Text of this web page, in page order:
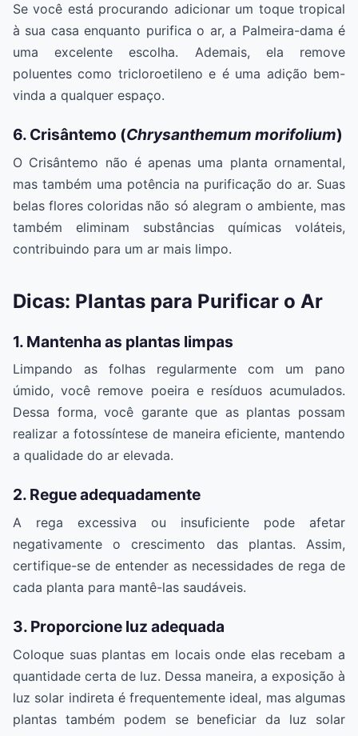
Se você está procurando adicionar um toque tropical
à sua casa enquanto purifica o ar, a Palmeira-dama é
uma excelente escolha. Ademais, ela remove
poluentes como tricloroetileno e é uma adição bem-
vinda a qualquer espaço.
6. Crisântemo (Chrysanthemum morifolium)
O Crisântemo não é apenas uma planta ornamental,
mas também uma potência na purificação do ar. Suas
belas flores coloridas não só alegram o ambiente, mas
também eliminam substâncias químicas voláteis,
contribuindo para um ar mais limpo.
Dicas: Plantas para Purificar o Ar
1. Mantenha as plantas limpas
Limpando as folhas regularmente com um pano
úmido, você remove poeira e resíduos acumulados.
Dessa forma, você garante que as plantas possam
realizar a fotossíntese de maneira eficiente, mantendo
a qualidade do ar elevada.
2. Regue adequadamente
A rega excessiva ou insuficiente pode afetar
negativamente o crescimento das plantas. Assim,
certifique-se de entender as necessidades de rega de
cada planta para mantê-las saudáveis.
3. Proporcione luz adequada
Coloque suas plantas em locais onde elas recebam a
quantidade certa de luz. Dessa maneira, a exposição à
luz solar indireta é frequentemente ideal, mas algumas
plantas também podem se beneficiar da luz solar